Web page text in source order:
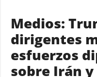
Medios:
dirigentes
esfuerzos
sobre Irán